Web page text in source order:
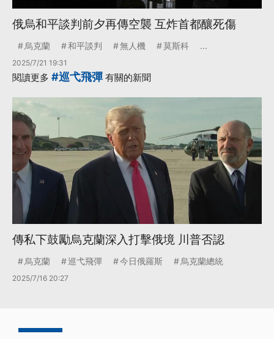
俄烏和平談判前夕再傳空襲 互炸首都釀死傷
烏克蘭 和平談判 無人機 莫斯科 ...
2025/7/21 19:31
閱讀更多 #巡弋飛彈 有關的新聞
傳私下鼓勵烏克蘭深入打擊俄境 川普否認
烏克蘭 巡弋飛彈 今日俄羅斯 烏克蘭總統
2025/7/16 20:27